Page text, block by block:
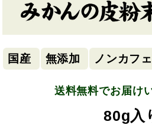
国産 無添加 ノンカフ
送料無料でお届け
80g入